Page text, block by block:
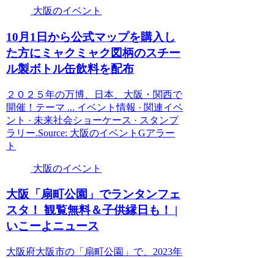
大阪のイベント
10月1日から公式マップを購入し
た方にミャクミャク図柄のスチー
ル製ボトル缶飲料を配布
２０２５年の万博、日本、大阪・関西で
開催！テーマ ... イベント情報 · 関連イベ
ント · 未来社会ショーケース · スタンプ
ラリー.Source: 大阪のイベントGアラー
ト
大阪のイベント
大阪 「扇町公園」でランタンフェ
スタ！ 観覧無料＆子供縁日も！ |
いこーよニュース
大阪府大阪市の「扇町公園」で、2023年